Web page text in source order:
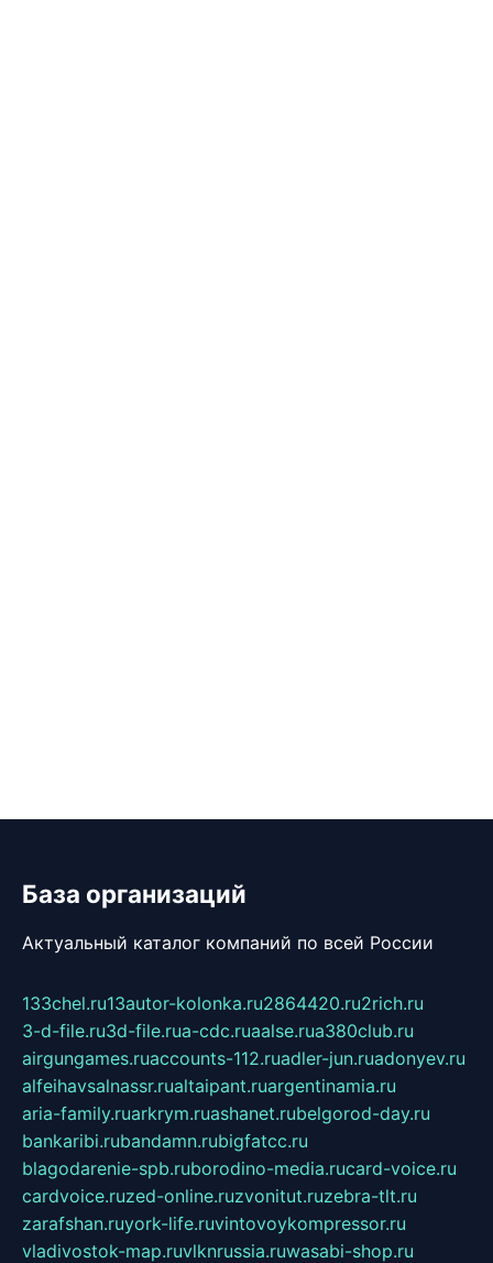
База организаций
Актуальный каталог компаний по всей России
133chel.ru13autor-kolonka.ru2864420.ru2rich.ru
3-d-file.ru3d-file.rua-cdc.ruaalse.rua380club.ru
airgungames.ruaccounts-112.ruadler-jun.ruadonyev.ru
alfeihavsalnassr.rualtaipant.ruargentinamia.ru
aria-family.ruarkrym.ruashanet.rubelgorod-day.ru
bankaribi.rubandamn.rubigfatcc.ru
blagodarenie-spb.ruborodino-media.rucard-voice.ru
cardvoice.ruzed-online.ruzvonitut.ruzebra-tlt.ru
zarafshan.ruyork-life.ruvintovoykompressor.ru
vladivostok-map.ruvlknrussia.ruwasabi-shop.ru